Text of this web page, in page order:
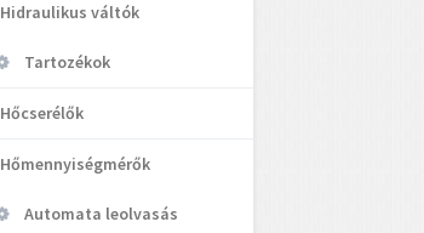
Hidraulikus váltók
Tartozékok
Hőcserélők
Hőmennyiségmérők
Automata leolvasás